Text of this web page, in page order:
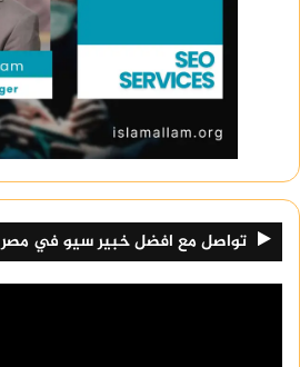
تواصل مع افضل خبير سيو في مصر